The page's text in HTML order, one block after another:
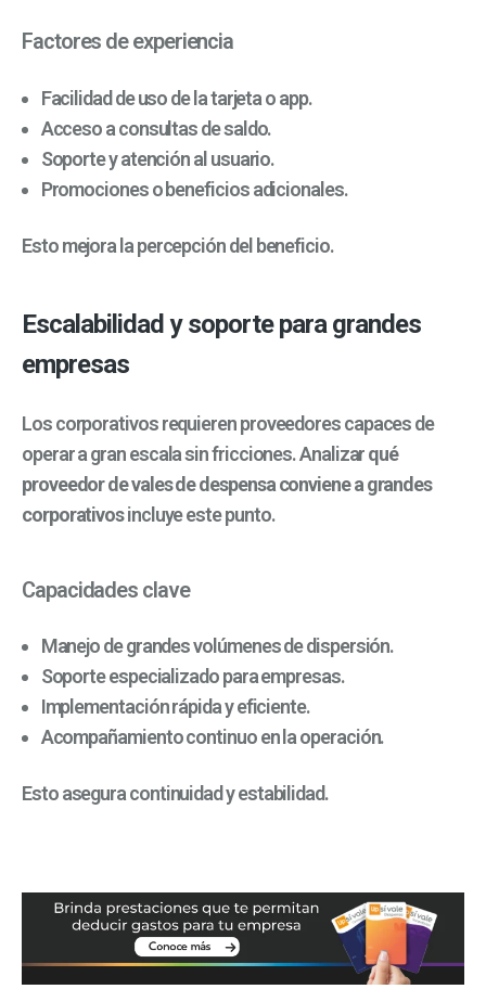
Factores de experiencia
Facilidad de uso de la tarjeta o app.
Acceso a consultas de saldo.
Soporte y atención al usuario.
Promociones o beneficios adicionales.
Esto mejora la percepción del beneficio.
Escalabilidad y soporte para grandes
empresas
Los corporativos requieren proveedores capaces de
operar a gran escala sin fricciones.Analizarqué
proveedor de vales de despensa conviene a grandes
corporativosincluye este punto.
Capacidades clave
Manejo de grandes volúmenes de dispersión.
Soporte especializado para empresas.
Implementación rápida y eficiente.
Acompañamiento continuo en la operación.
Esto asegura continuidad y estabilidad.